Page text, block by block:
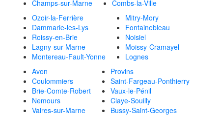
Champs-sur-Marne
Combs-la-Ville
Ozoir-la-Ferrière
Dammarie-les-Lys
Roissy-en-Brie
Lagny-sur-Marne
Montereau-Fault-Yonne
Mitry-Mory
Fontainebleau
Noisiel
Moissy-Cramayel
Lognes
Avon
Coulommiers
Brie-Comte-Robert
Nemours
Vaires-sur-Marne
Provins
Saint-Fargeau-Ponthierry
Vaux-le-Pénil
Claye-Souilly
Bussy-Saint-Georges